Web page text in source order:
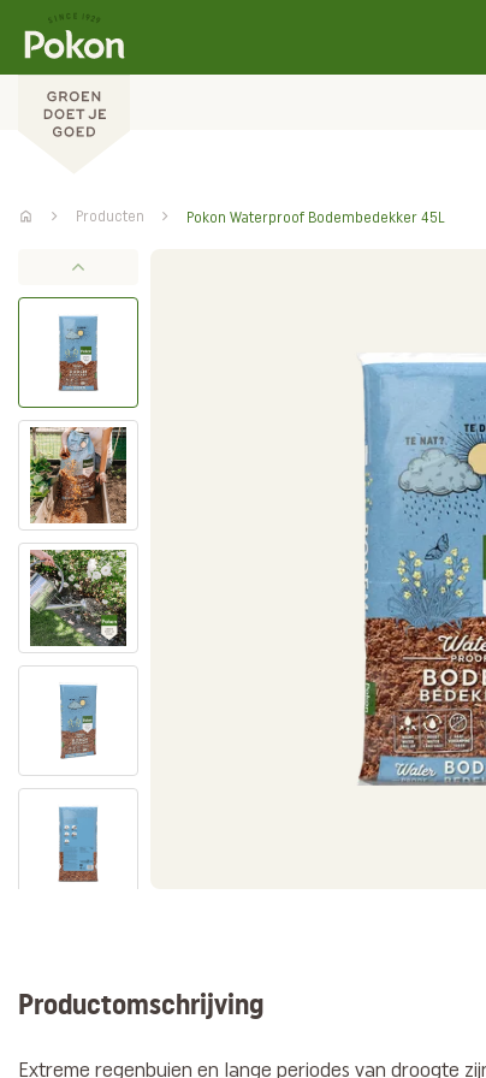
Producten Pokon Waterproof Bodembedekker 45L
Productomschrijving
Extreme regenbuien en lange periodes van droogte